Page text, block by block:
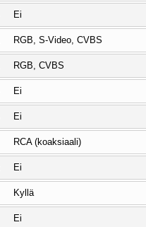
Ei
RGB, S-Video, CVBS
RGB, CVBS
Ei
Ei
RCA (koaksiaali)
Ei
Kyllä
Ei